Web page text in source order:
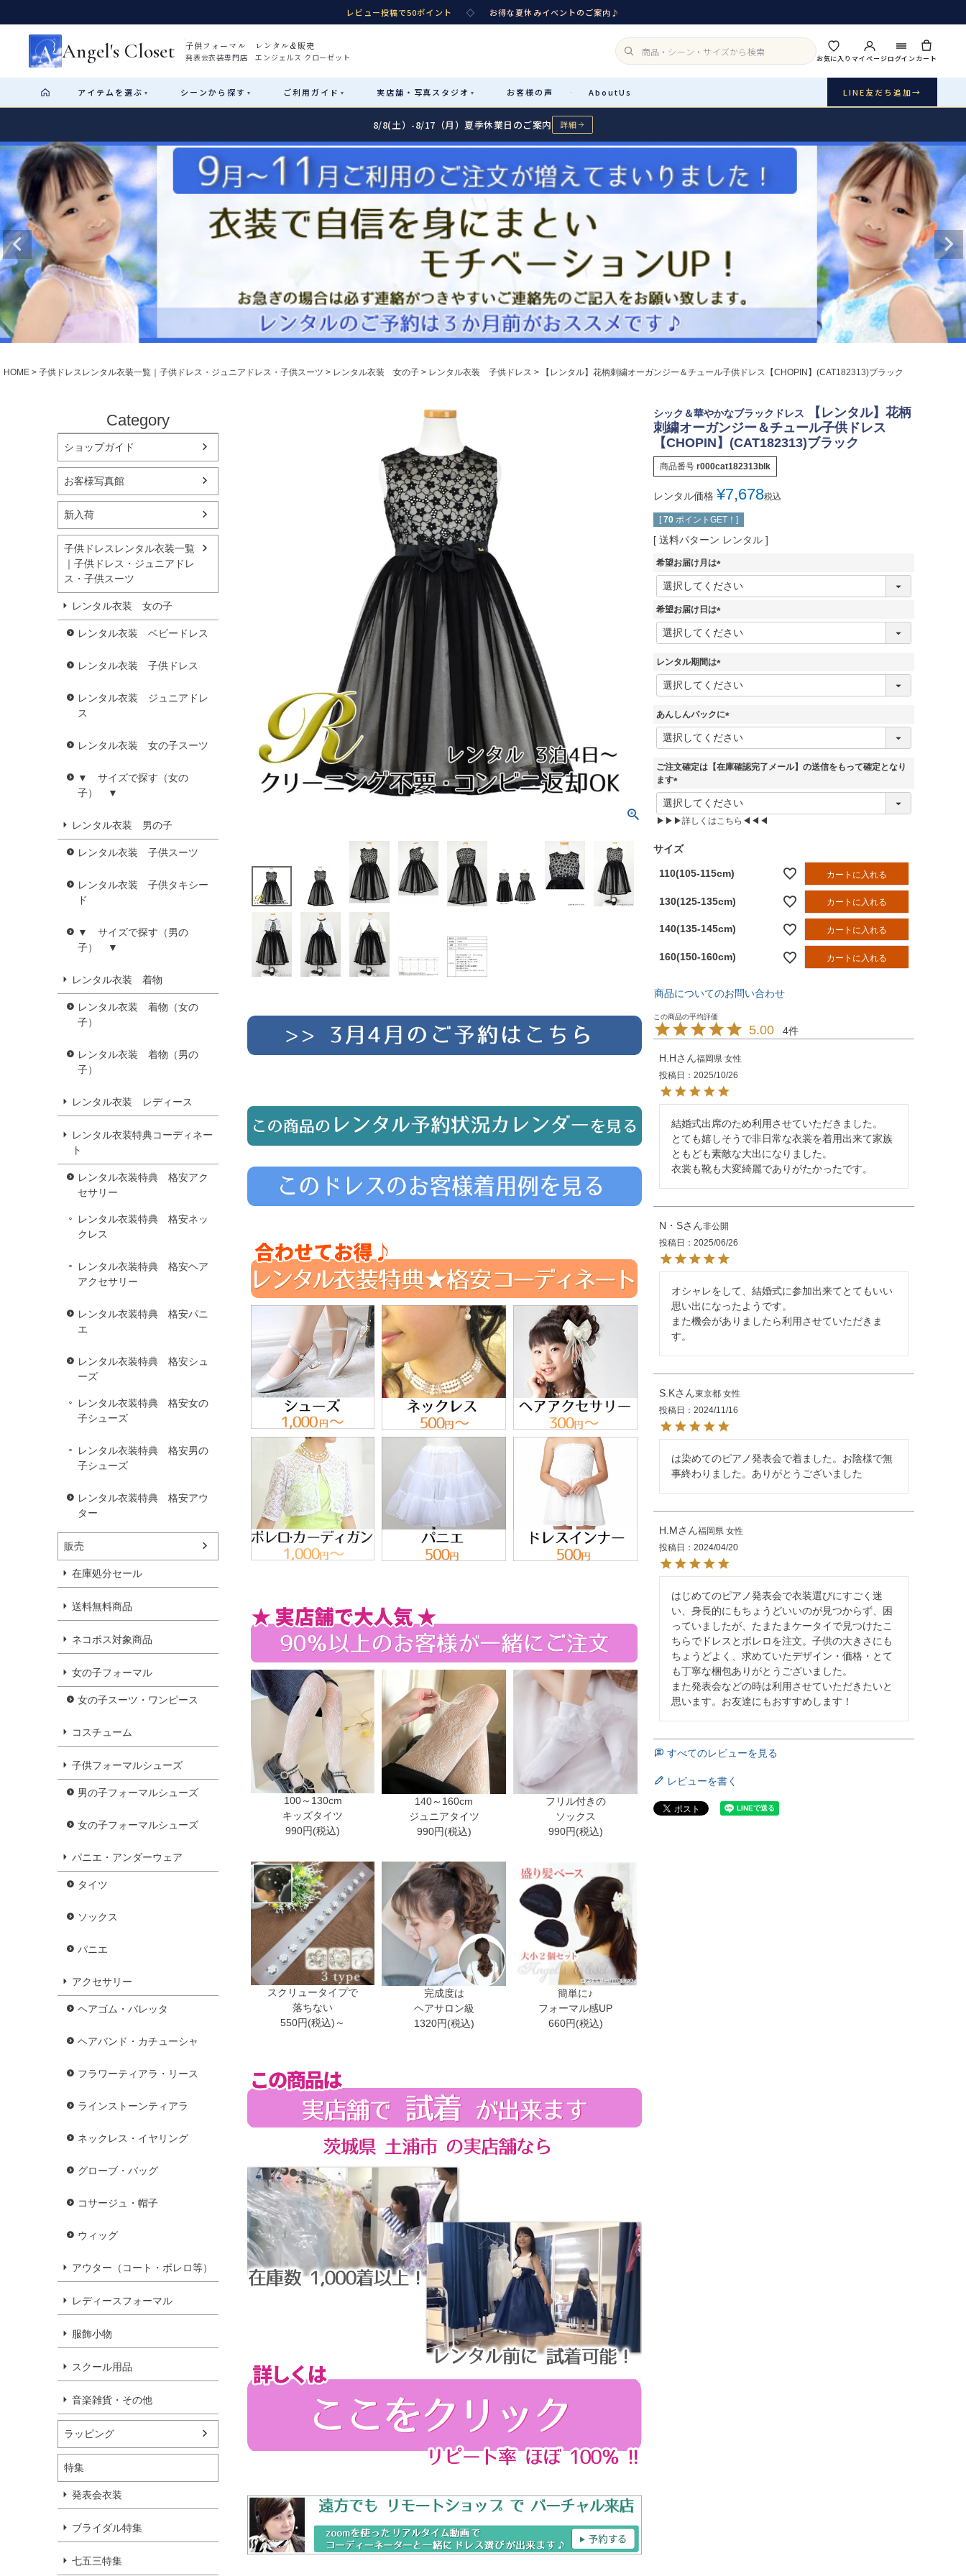
レビュー投稿で50ポイント ◇ お得な夏休みイベントのご案内♪
Angel's Closet 子供フォーマル レンタル&販売
発表会衣装専門店 エンジェルス クローゼット お気に入りマイページログインカート
アイテム を選ぶ ▾ シーンから探す ▾ ご利用ガイド ▾ 実店舗・ 写真スタジオ ▾ お客様の声 · AboutUs LINE友だち追加→
カテゴリ詳細→ サイズで選ぶ→
Rental レンタル
女の子ドレス
小物・アクセ パニエ
アウター レディース
Sale販売
コスチューム アウター インナー・パニエ
アクセサリー ジュエリー 音楽雑貨
性別・サイズで絞り込む→
Recital & Concours
舞台で輝くステージ衣装
Wedding Graduation & Entrance Shichi-Go-San
3歳・5歳・7歳の晴れの日
Start はじめに
01 ショップガイド（総合案内）
レンタル・販売の入口
02 サイズの選び方
測り方と目安
Angel's Closetについて
創業2003年からの想い
Rentalレンタル
04 レンタルのご案内
予約・配送・返却・料金
レンタルの流れ
06 あんしんパック
汚れ・キズ・破損の補償
Buy & Support ご購入・サポート
08 送料・お支払い
送料・決済方法
09 お問い合わせ
電話・メール・LINE
Atelier
実店舗 つくば店
Tsukuba Boutique
〒 茨城県土浦市大町14-16-1F
10:00–18:00（完全予約制）
月曜日
店舗を予約する → スタジオを予約 →
8/8(土）-8/17（月）夏季休業日のご案内 詳細
HOME 子供ドレスレンタル衣装一覧｜子供ドレス・ジュニアドレス・子供スーツ レンタル衣装 女の子 レンタル衣装 子供ドレス 【レンタル】花柄刺繍オーガンジー＆チュール子供ドレス【CHOPIN】(CAT182313)ブラック
Category
ショップガイド
お客様写真館
新入荷
子供ドレスレンタル衣装一覧
｜子供ドレス・ジュニアドレ
ス・子供スーツ
レンタル衣装 女の子
レンタル衣装 ベビードレス
レンタル衣装 子供ドレス
レンタル衣装 ジュニアドレ
ス
レンタル衣装 女の子スーツ
▼ サイズで探す（女の
子） ▼
レンタル衣装 男の子
レンタル衣装 子供スーツ
レンタル衣装 子供タキシー
ド
▼ サイズで探す（男の
子） ▼
レンタル衣装 着物
レンタル衣装 着物（女の
子）
レンタル衣装 着物（男の
子）
レンタル衣装 レディース
レンタル衣装特典コーディネー
ト
レンタル衣装特典 格安アク
セサリー
レンタル衣装特典 格安ネッ
クレス
レンタル衣装特典 格安ヘア
アクセサリー
レンタル衣装特典 格安パニ
エ
レンタル衣装特典 格安シュ
ーズ
レンタル衣装特典 格安女の
子シューズ
レンタル衣装特典 格安男の
子シューズ
レンタル衣装特典 格安アウ
ター
販売
在庫処分セール
送料無料商品
ネコポス対象商品
女の子フォーマル
女の子スーツ・ワンピース
コスチューム
子供フォーマルシューズ
男の子フォーマルシューズ
女の子フォーマルシューズ
パニエ・アンダーウェア
タイツ
ソックス
パニエ
アクセサリー
ヘアゴム・バレッタ
ヘアバンド・カチューシャ
フラワーティアラ・リース
ラインストーンティアラ
ネックレス・イヤリング
グローブ・バッグ
コサージュ・帽子
ウィッグ
アウター（コート・ボレロ等）
レディースフォーマル
服飾小物
スクール用品
音楽雑貨・その他
ラッピング
特集
発表会衣装
ブライダル特集
七五三特集
100～130cm
キッズタイツ
990円(税込)
140～160cm
ジュニアタイツ
990円(税込)
フリル付きの
ソックス
990円(税込)
スクリュータイプで
落ちない
550円(税込)～
完成度は
ヘアサロン級
1320円(税込)
簡単に♪
フォーマル感UP
660円(税込)
シック＆華やかなブラックドレス
【レンタル】花柄
刺繍オーガンジー＆チュール子供ドレス
【CHOPIN】(CAT182313)ブラック
商品番号 r000cat182313blk
レンタル価格 ¥7,678税込
[ 70 ポイントGET！]
送料パターン レンタル
希望お届け月は
(
必
希望お届け日は
(
必
)
レンタル期間は
(
必
)
あんしんパックに
(
必
)
ご注文確定は【在庫確認完了メール】の送信をもって確定となり
ます
(
必
須
▶▶▶詳しくはこちら◀◀◀
サイズ
110(105-115cm) カートに入れる
130(125-135cm) カートに入れる
140(135-145cm) カートに入れる
160(150-160cm) カートに入れる
商品についてのお問い合わせ
5.00 4
H.H 福岡県 女性
投稿日
2025/10/26
結婚式出席のため利用させていただきました。
とても嬉しそうで非日常な衣裳を着用出来て家族
ともども素敵な大出になりました。
衣裳も靴も大変綺麗でありがたかったです。
N・S
非公開
投稿日
2025/06/26
オシャレをして、結婚式に参加出来てとてもいい
思い出になったようです。
また機会がありましたら利用させていただきま
す。
S.K 東京都 女性
投稿日
2024/11/16
は染めてのピアノ発表会で着ました。お陰様で無
事終わりました。ありがとうございました
H.M 福岡県 女性
投稿日
2024/04/20
はじめてのピアノ発表会で衣装選びにすごく迷
い、身長的にもちょうどいいのが見つからず、困
っていましたが、たまたまケータイで見つけたこ
ちらでドレスとボレロを注文。子供の大きさにも
ちょうどよく、求めていたデザイン・価格・とて
も丁寧な梱包ありがとうございました。
また発表会などの時は利用させていただきたいと
思います。お友達にもおすすめします！
すべてのレビューを見る
レビューを書く